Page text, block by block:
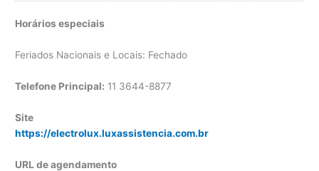
Horários especiais
Feriados Nacionais e Locais: Fechado
Telefone Principal: 11 3644-8877
Site
https://electrolux.luxassistencia.com.br
URL de agendamento